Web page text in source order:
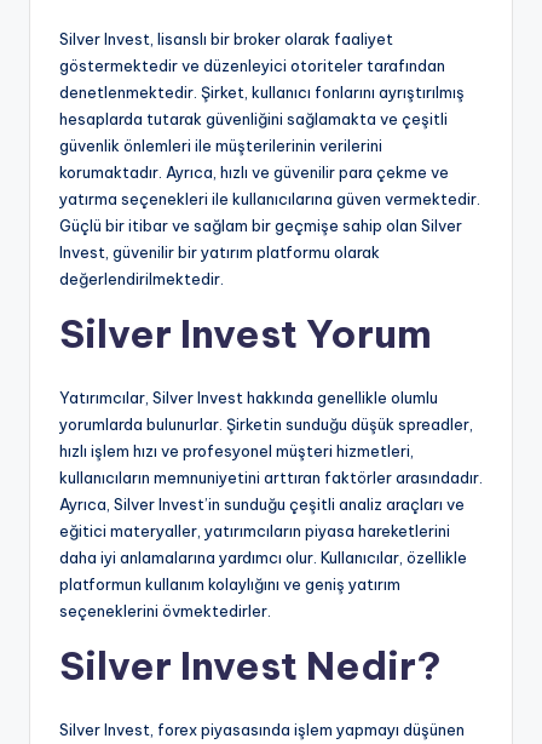
Silver Invest, lisanslı bir broker olarak faaliyet
göstermektedir ve düzenleyici otoriteler tarafından
denetlenmektedir. Şirket, kullanıcı fonlarını ayrıştırılmış
hesaplarda tutarak güvenliğini sağlamakta ve çeşitli
güvenlik önlemleri ile müşterilerinin verilerini
korumaktadır. Ayrıca, hızlı ve güvenilir para çekme ve
yatırma seçenekleri ile kullanıcılarına güven vermektedir.
Güçlü bir itibar ve sağlam bir geçmişe sahip olan Silver
Invest, güvenilir bir yatırım platformu olarak
değerlendirilmektedir.
Silver Invest Yorum
Yatırımcılar, Silver Invest hakkında genellikle olumlu
yorumlarda bulunurlar. Şirketin sunduğu düşük spreadler,
hızlı işlem hızı ve profesyonel müşteri hizmetleri,
kullanıcıların memnuniyetini arttıran faktörler arasındadır.
Ayrıca, Silver Invest’in sunduğu çeşitli analiz araçları ve
eğitici materyaller, yatırımcıların piyasa hareketlerini
daha iyi anlamalarına yardımcı olur. Kullanıcılar, özellikle
platformun kullanım kolaylığını ve geniş yatırım
seçeneklerini övmektedirler.
Silver Invest Nedir?
Silver Invest, forex piyasasında işlem yapmayı düşünen